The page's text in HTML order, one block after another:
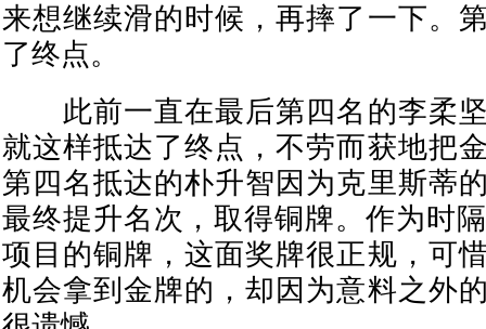
来想继续滑的时候，再摔了一下。
了终点。
此前一直在最后第四名的李柔坚
就这样抵达了终点，不劳而获地把
第四名抵达的朴升智因为克里斯蒂
最终提升名次，取得铜牌。作为时
项目的铜牌，这面奖牌很正规，可
机会拿到金牌的，却因为意料之外